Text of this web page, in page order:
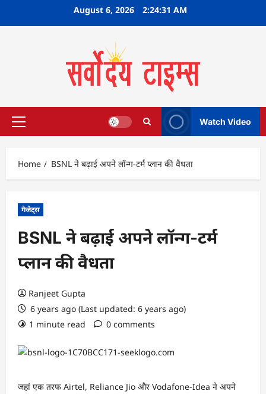
August 6, 2026 2:24:32 AM
Primary
Watch Video
Home BSNL ने बढ़ाई अपने लॉन्ग-टर्म प्लान की वैधता
गैजेट्स
BSNL ने बढ़ाई अपने लॉन्ग-टर्म
प्लान की वैधता
Ranjeet Gupta
6 years ago (Last updated: 6 years ago)
1 minute read
0 comments
जहां एक तरफ Airtel, Reliance Jio और Vodafone-Idea ने अपने